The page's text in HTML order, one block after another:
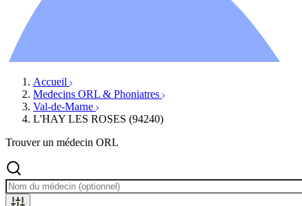
Évènements
Accueil
Medecins ORL & Phoniatres
Val-de-Marne
L'HAY LES ROSES (94240)
Trouver un médecin ORL